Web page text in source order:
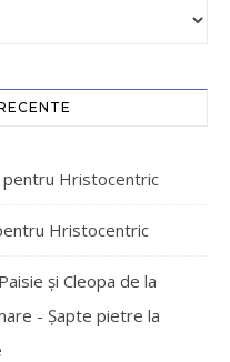
pentru Hristocentric
Hristocentric
și Cleopa de la
- Şapte pietre la